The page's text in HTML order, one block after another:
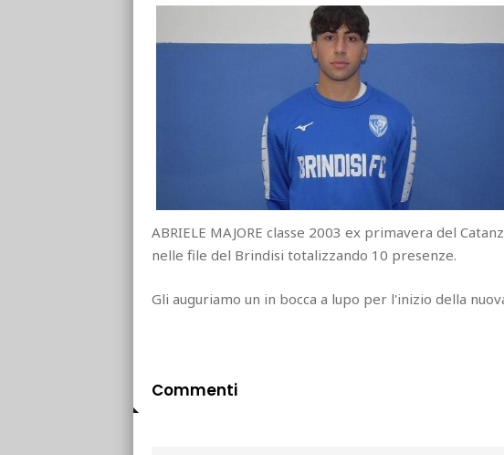
ABRIELE MAJORE classe 2003 ex primavera del
nelle file del Brindisi totalizzando 10 presenze.
Gli auguriamo un in bocca a lupo per l'inizio della
Commenti